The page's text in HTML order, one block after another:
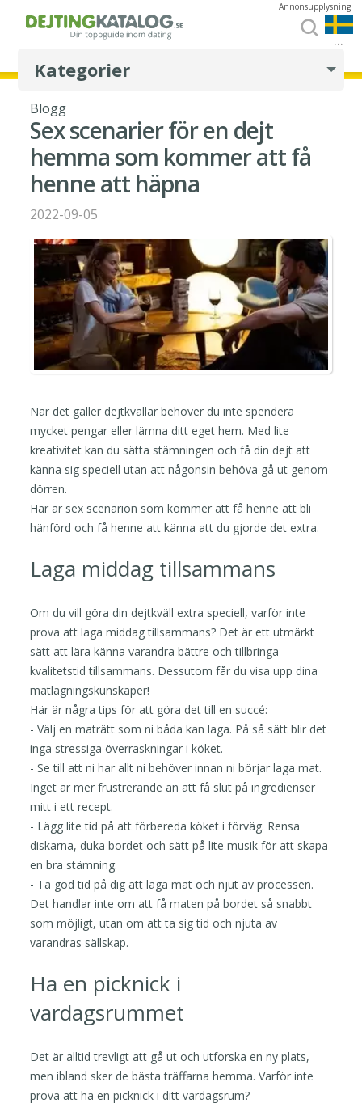
...
Annonsupplysning
Kategorier
Blogg
Sex scenarier för en dejt
hemma som kommer att få
henne att häpna
2022-09-05
När det gäller dejtkvällar behöver du inte spendera
mycket pengar eller lämna ditt eget hem. Med lite
kreativitet kan du sätta stämningen och få din dejt att
känna sig speciell utan att någonsin behöva gå ut genom
dörren.
Här är sex scenarion som kommer att få henne att bli
hänförd och få henne att känna att du gjorde det extra.
Laga middag tillsammans
Om du vill göra din dejtkväll extra speciell, varför inte
prova att laga middag tillsammans? Det är ett utmärkt
sätt att lära känna varandra bättre och tillbringa
kvalitetstid tillsammans. Dessutom får du visa upp dina
matlagningskunskaper!
Här är några tips för att göra det till en succé:
- Välj en maträtt som ni båda kan laga. På så sätt blir det
inga stressiga överraskningar i köket.
- Se till att ni har allt ni behöver innan ni börjar laga mat.
Inget är mer frustrerande än att få slut på ingredienser
mitt i ett recept.
- Lägg lite tid på att förbereda köket i förväg. Rensa
diskarna, duka bordet och sätt på lite musik för att skapa
en bra stämning.
- Ta god tid på dig att laga mat och njut av processen.
Det handlar inte om att få maten på bordet så snabbt
som möjligt, utan om att ta sig tid och njuta av
varandras sällskap.
Ha en picknick i
vardagsrummet
Det är alltid trevligt att gå ut och utforska en ny plats,
men ibland sker de bästa träffarna hemma. Varför inte
prova att ha en picknick i ditt vardagsrum?